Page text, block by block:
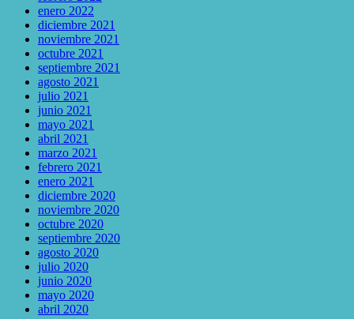
enero 2022
diciembre 2021
noviembre 2021
octubre 2021
septiembre 2021
agosto 2021
julio 2021
junio 2021
mayo 2021
abril 2021
marzo 2021
febrero 2021
enero 2021
diciembre 2020
noviembre 2020
octubre 2020
septiembre 2020
agosto 2020
julio 2020
junio 2020
mayo 2020
abril 2020